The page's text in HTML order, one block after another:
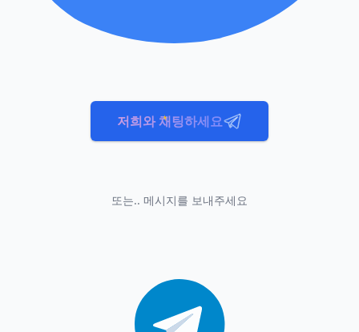
저희와 채팅하세요
또는.. 메시지를 보내주세요